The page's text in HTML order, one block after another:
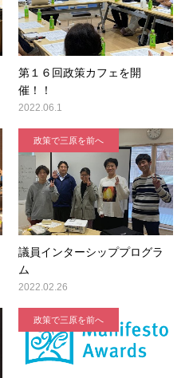
第１６回政策カフェを開
催！！
2022.06.1
政策で三原を前へ
議員インターシッププログラ
ム
2022.02.26
政策で三原を前へ